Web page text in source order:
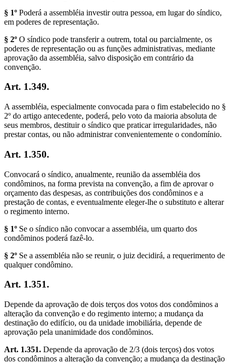
§ 1º Poderá a assembléia investir outra pessoa, em lugar do síndico,
em poderes de representação.
§ 2º O síndico pode transferir a outrem, total ou parcialmente, os
poderes de representação ou as funções administrativas, mediante
aprovação da assembléia, salvo disposição em contrário da
convenção.
Art. 1.349.
A assembléia, especialmente convocada para o fim estabelecido no §
2º do artigo antecedente, poderá, pelo voto da maioria absoluta de
seus membros, destituir o síndico que praticar irregularidades, não
prestar contas, ou não administrar convenientemente o condomínio.
Art. 1.350.
Convocará o síndico, anualmente, reunião da assembléia dos
condôminos, na forma prevista na convenção, a fim de aprovar o
orçamento das despesas, as contribuições dos condôminos e a
prestação de contas, e eventualmente eleger-lhe o substituto e alterar
o regimento interno.
§ 1º Se o síndico não convocar a assembléia, um quarto dos
condôminos poderá fazê-lo.
§ 2º Se a assembléia não se reunir, o juiz decidirá, a requerimento de
qualquer condômino.
Art. 1.351.
Depende da aprovação de dois terços dos votos dos condôminos a
alteração da convenção e do regimento interno; a mudança da
destinação do edifício, ou da unidade imobiliária, depende de
aprovação pela unanimidade dos condôminos.
Art. 1.351. Depende da aprovação de 2/3 (dois terços) dos votos
dos condôminos a alteração da convenção; a mudança da destinação